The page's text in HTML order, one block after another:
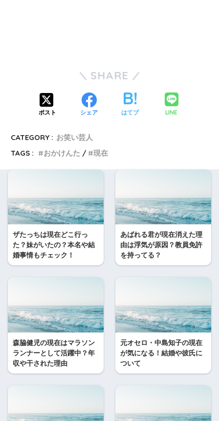
SHARE
ポスト シェア はてブ LINE
CATEGORY : お笑い芸人
TAGS :
おかけんた 現在
ザたっちは現在どこ行っ
た？妹がいたの？本名や結
婚事情もチェック！
あばれる君が現在消えた理
由は浮気が原因？教員免許
を持ってる？
森脇健児の現在はマラソン
ランナーとして活躍中？年
収や干された理由
元オセロ・中島知子の現在
が気になる！結婚や彼氏に
ついて